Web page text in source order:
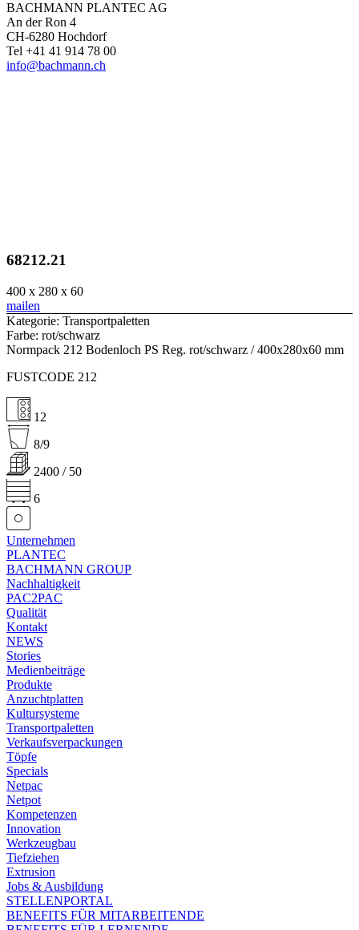
BACHMANN PLANTEC AG
An der Ron 4
CH-6280 Hochdorf
Tel +41 41 914 78 00
info@bachmann.ch
68212.21
400 x 280 x 60
mailen
Kategorie: Transportpaletten
Farbe: rot/schwarz
Normpack 212 Bodenloch PS Reg. rot/schwarz / 400x280x60 mm
FUSTCODE 212
12
8/9
2400 / 50
6
Unternehmen
PLANTEC
BACHMANN GROUP
Nachhaltigkeit
PAC2PAC
Qualität
Kontakt
NEWS
Stories
Medienbeiträge
Produkte
Anzuchtplatten
Kultursysteme
Transportpaletten
Verkaufsverpackungen
Töpfe
Specials
Netpac
Netpot
Kompetenzen
Innovation
Werkzeugbau
Tiefziehen
Extrusion
Jobs & Ausbildung
STELLENPORTAL
BENEFITS FÜR MITARBEITENDE